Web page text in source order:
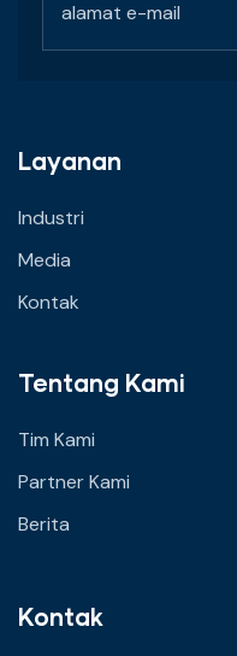
Layanan
Industri
Media
Kontak
Tentang Kami
Tim Kami
Partner Kami
Berita
Kontak